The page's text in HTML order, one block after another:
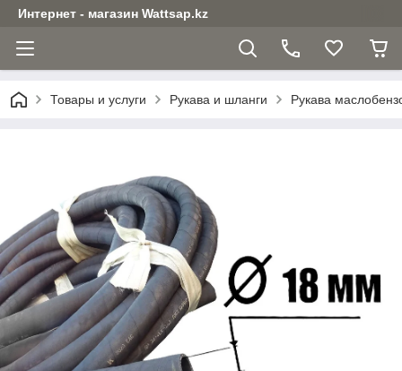
Интернет - магазин Wattsap.kz
Товары и услуги Рукава и шланги Рукава